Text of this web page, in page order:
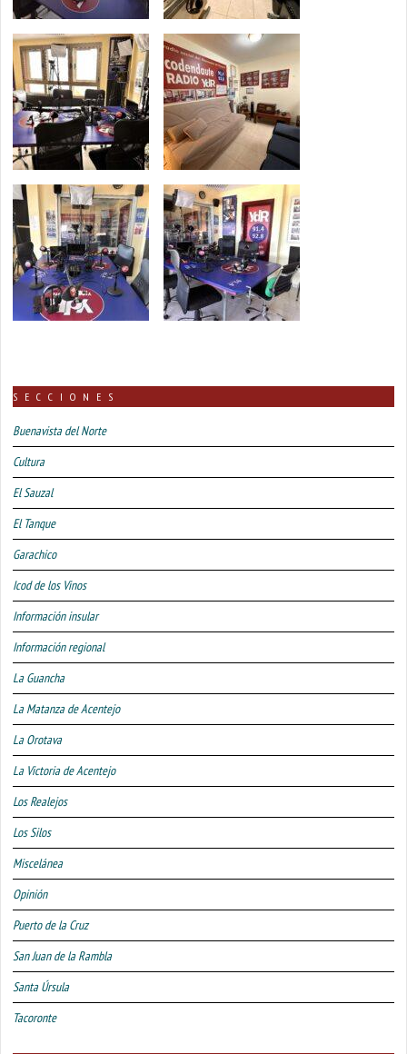
SECCIONES
Buenavista del Norte
Cultura
El Sauzal
El Tanque
Garachico
Icod de los Vinos
Información insular
Información regional
La Guancha
La Matanza de Acentejo
La Orotava
La Victoria de Acentejo
Los Realejos
Los Silos
Miscelánea
Opinión
Puerto de la Cruz
San Juan de la Rambla
Santa Úrsula
Tacoronte